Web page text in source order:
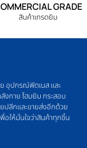
GRADE
สินค้าเกรดยิม
อุปกรณ์ฟิตเนส และ
กาย โฮมยิม กระสอบ
ปลีกและขายส่งอีกด้วย
อให้มั่นใจว่าสินค้าทุกชิ้น